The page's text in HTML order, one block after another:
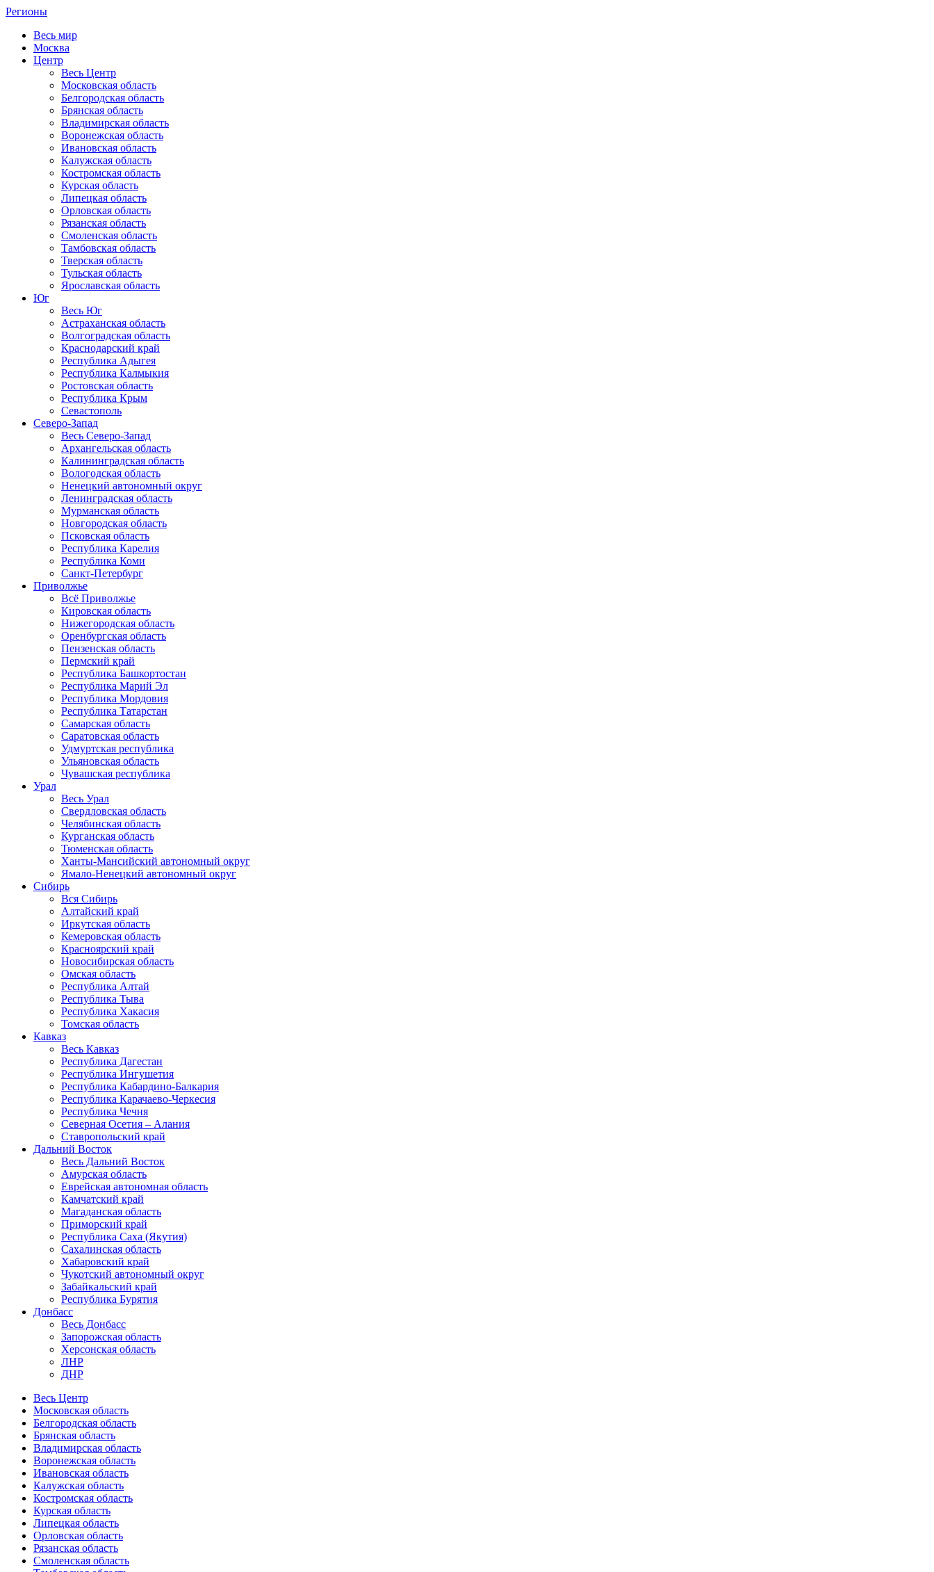
Регионы
Весь мир
Москва
Центр
Весь Центр
Московская область
Белгородская область
Брянская область
Владимирская область
Воронежская область
Ивановская область
Калужская область
Костромская область
Курская область
Липецкая область
Орловская область
Рязанская область
Смоленская область
Тамбовская область
Тверская область
Тульская область
Ярославская область
Юг
Весь Юг
Астраханская область
Волгоградская область
Краснодарский край
Республика Адыгея
Республика Калмыкия
Ростовская область
Республика Крым
Севастополь
Северо-Запад
Весь Северо-Запад
Архангельская область
Калининградская область
Вологодская область
Ненецкий автономный округ
Ленинградская область
Мурманская область
Новгородская область
Псковская область
Республика Карелия
Республика Коми
Санкт-Петербург
Приволжье
Всё Приволжье
Кировская область
Нижегородская область
Оренбургская область
Пензенская область
Пермский край
Республика Башкортостан
Республика Марий Эл
Республика Мордовия
Республика Татарстан
Самарская область
Саратовская область
Удмуртская республика
Ульяновская область
Чувашская республика
Урал
Весь Урал
Свердловская область
Челябинская область
Курганская область
Тюменская область
Ханты-Мансийский автономный округ
Ямало-Ненецкий автономный округ
Сибирь
Вся Сибирь
Алтайский край
Иркутская область
Кемеровская область
Красноярский край
Новосибирская область
Омская область
Республика Алтай
Республика Тыва
Республика Хакасия
Томская область
Кавказ
Весь Кавказ
Республика Дагестан
Республика Ингушетия
Республика Кабардино-Балкария
Республика Карачаево-Черкесия
Республика Чечня
Северная Осетия – Алания
Ставропольский край
Дальний Восток
Весь Дальний Восток
Амурская область
Еврейская автономная область
Камчатский край
Магаданская область
Приморский край
Республика Саха (Якутия)
Сахалинская область
Хабаровский край
Чукотский автономный округ
Забайкальский край
Республика Бурятия
Донбасс
Весь Донбасс
Запорожская область
Херсонская область
ЛНР
ДНР
Весь Центр
Московская область
Белгородская область
Брянская область
Владимирская область
Воронежская область
Ивановская область
Калужская область
Костромская область
Курская область
Липецкая область
Орловская область
Рязанская область
Смоленская область